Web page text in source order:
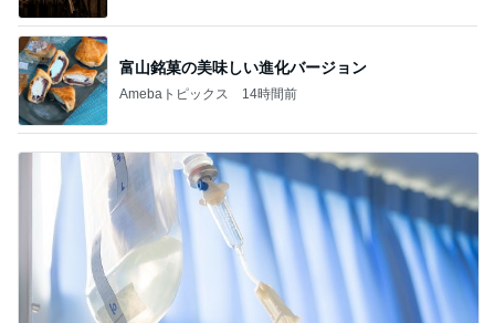
富山銘菓の美味しい進化バージョン
Amebaトピックス 14時間前